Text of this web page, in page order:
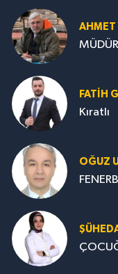
AHMET
FATIH
Kıratlı
OĞUZ